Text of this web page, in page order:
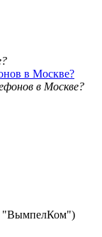
в Москве?
"ВымпелКом")